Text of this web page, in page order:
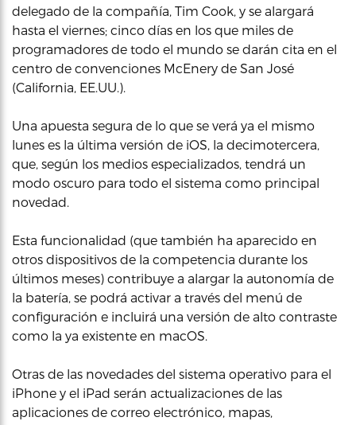
delegado de la compañía, Tim Cook, y se alargará
hasta el viernes; cinco días en los que miles de
programadores de todo el mundo se darán cita en el
centro de convenciones McEnery de San José
(California, EE.UU.).
Una apuesta segura de lo que se verá ya el mismo
lunes es la última versión de iOS, la decimotercera,
que, según los medios especializados, tendrá un
modo oscuro para todo el sistema como principal
novedad.
Esta funcionalidad (que también ha aparecido en
otros dispositivos de la competencia durante los
últimos meses) contribuye a alargar la autonomía de
la batería, se podrá activar a través del menú de
configuración e incluirá una versión de alto contraste
como la ya existente en macOS.
Otras de las novedades del sistema operativo para el
iPhone y el iPad serán actualizaciones de las
aplicaciones de correo electrónico, mapas,